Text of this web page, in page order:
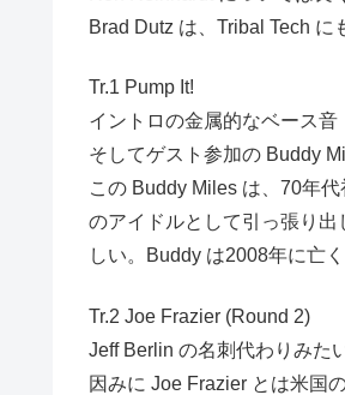
Brad Dutz は、Tribal Tech に
Tr.1 Pump It!
イントロの金属的なベース音
そしてゲスト参加の Buddy
この Buddy Miles は、70年
のアイドルとして引っ張り
しい。Buddy は2008年に亡
Tr.2 Joe Frazier (Round 2)
Jeff Berlin の名刺代わりみた
因みに Joe Frazier とは米国